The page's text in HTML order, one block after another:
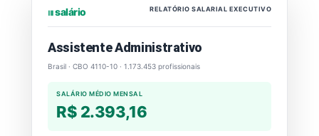
⏐⏐⏐ salário RELATÓRIO SALARIAL EXECUTIVO
Assistente Administrativo
Brasil · CBO 4110-10 · 1.173.453 profissionais
SALÁRIO MÉDIO MENSAL
R$ 2.393,16